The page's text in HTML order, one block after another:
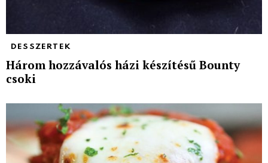
DESSZERTEK
Három hozzávalós házi készítésű Bounty
csoki